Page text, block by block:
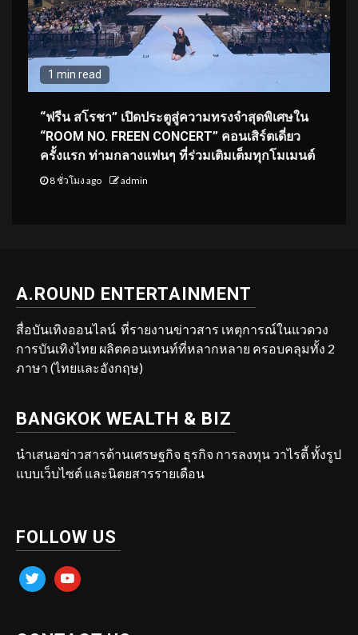
1 min read
“ฟรีน สโรชา” เปิดประตูสู่ความทรงจำสุดพิเศษใน
“ROOM NO. FREEN CONCERT” คอนเสิร์ตเดี่ยว
ครั้งแรก ท่ามกลางแฟนๆ ที่ร่วมเติมเต็มทุกโมเมนต์
8 ชั่วโมง ago admin
A.ROUND ENTERTAINMENT
สื่อบันเทิงออนไลน์ ที่รายงานข่าวสาร เหตุการณ์ในแวดวง
การบันเทิงไทย ผลิตคอนเทนท์ที่หลากหลาย ครอบคลุมทั้ง 2
ภาษา (ไทยและอังกฤษ)
BANGKOK WEALTH & BIZ
นำเสนอข่าวสารด้านเศรษฐกิจ ธุรกิจ การลงทุน วาไรตี้ ทั้งรูป
แบบเว็บไซต์ และนิตยสารรายเดือน
FOLLOW US
twitter youtube